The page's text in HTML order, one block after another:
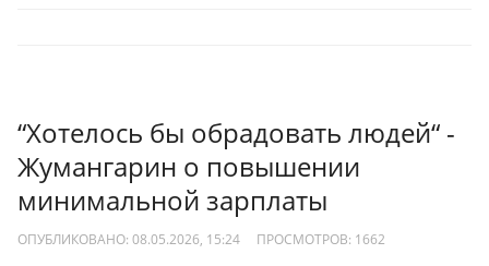
“Хотелось бы обрадовать людей“ -
Жумангарин о повышении
минимальной зарплаты
ОПУБЛИКОВАНО: 08.05.2026, 15:24 ПРОСМОТРОВ: 1662